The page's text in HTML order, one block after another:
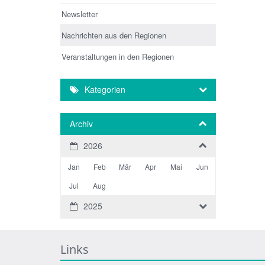
Newsletter
Nachrichten aus den Regionen
Veranstaltungen in den Regionen
Kategorien
Archiv
2026
Jan Feb Mär Apr Mai
Jun
Jul
Aug
2025
Links